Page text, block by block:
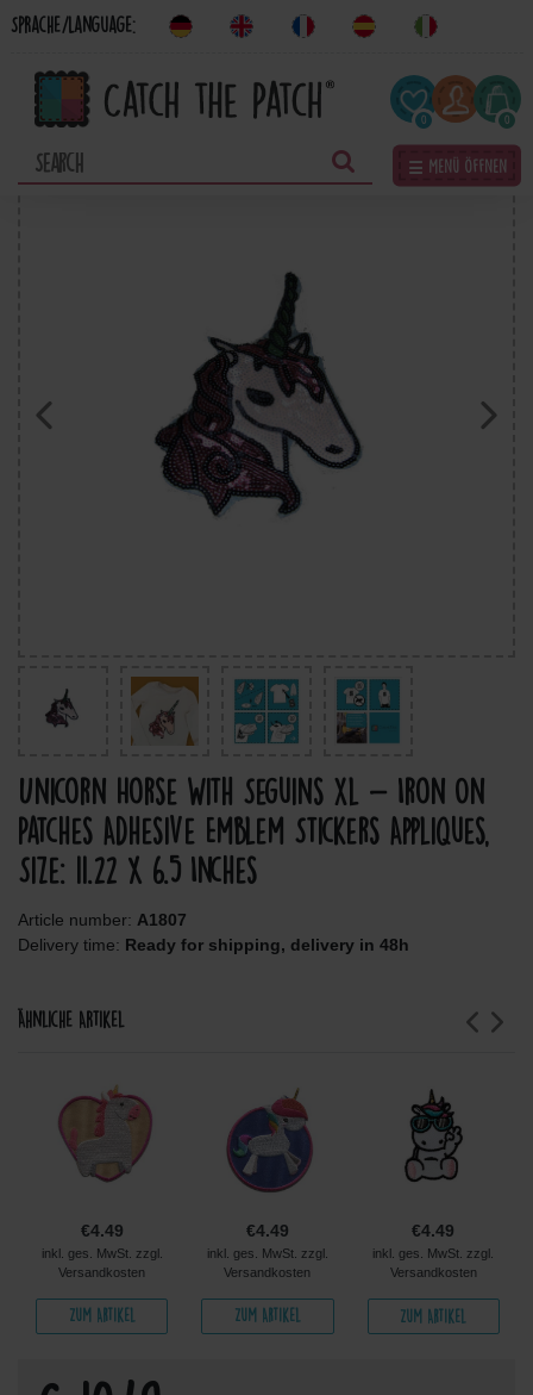
Sprache/Language:
0
☰ Menü öffnen
Unicorn Horse With Seguins Xl - Iron On
Patches Adhesive Emblem Stickers Appliques,
Size: 11.22 x 6.5 Inches
Article number: A1807
Delivery time: Ready for shipping, delivery in 48h
Ähnliche Artikel
€4.49
inkl. ges. MwSt. zzgl.
Versandkosten
Zum Artikel
€4.49
inkl. ges. MwSt. zzgl.
Versandkosten
Zum Artikel
€4.49
inkl. ges. MwSt. zzgl.
Versandkosten
Zum Artikel